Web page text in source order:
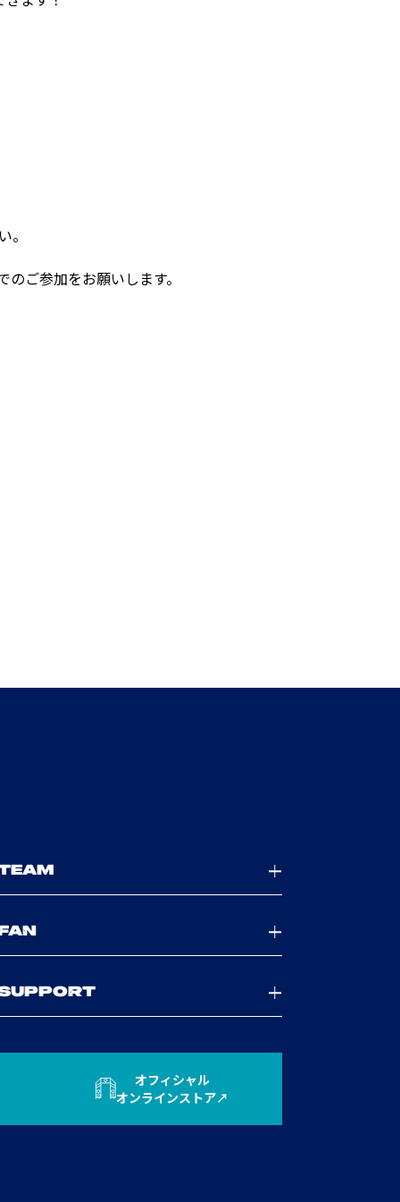
ご参加をお願いします。
オフィシャル
オンラインストア